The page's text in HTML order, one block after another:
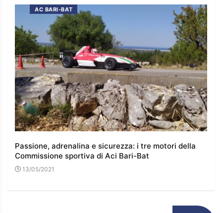
AC BARI-BAT
Passione, adrenalina e sicurezza: i tre motori della
Commissione sportiva di Aci Bari-Bat
13/05/2021